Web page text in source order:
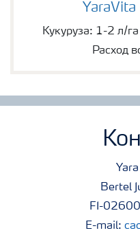
Кукуруза: 1-2 л/
Расход
Bertel
FI-02600
E-mail: